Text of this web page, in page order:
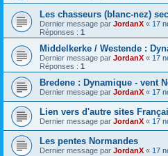
Les chasseurs (blanc-nez)
Dernier message par JordanX « 17
Réponses : 1
Middelkerke / Westende :
Dernier message par JordanX « 17
Réponses : 1
Bredene : Dynamique - vent
Dernier message par JordanX « 17
Lien vers d'autre sites
Dernier message par JordanX « 17
Les pentes Normandes
Dernier message par JordanX « 17